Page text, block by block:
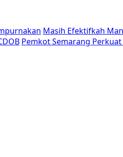
Masih Efektifkah
Pemkot Semarang